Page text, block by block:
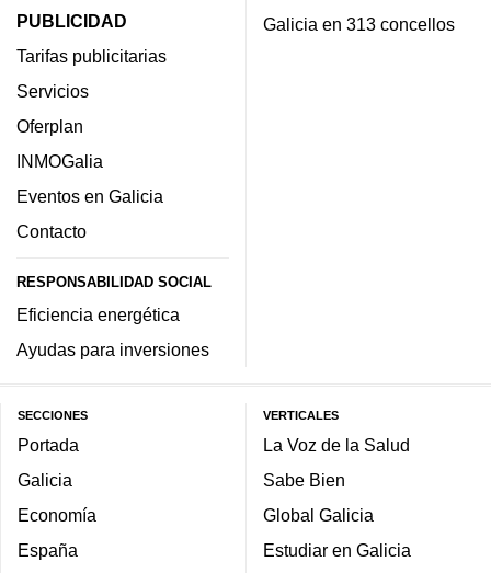
PUBLICIDAD
Tarifas publicitarias
Servicios
Oferplan
INMOGalia
Eventos en Galicia
Contacto
RESPONSABILIDAD SOCIAL
Eficiencia energética
Ayudas para inversiones
Galicia en 313 concellos
SECCIONES
Portada
Galicia
Economía
España
VERTICALES
La Voz de la Salud
Sabe Bien
Global Galicia
Estudiar en Galicia